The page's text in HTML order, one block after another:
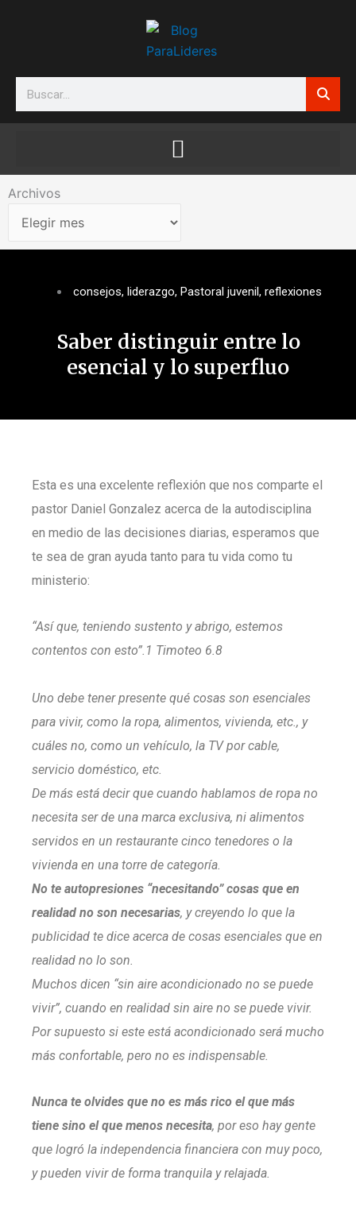
Search
Archivos
Archivos
consejos, liderazgo, Pastoral juvenil, reflexiones
Saber distinguir entre lo
esencial y lo superfluo
Esta es una excelente reflexión que nos comparte el
pastor Daniel Gonzalez acerca de la autodisciplina
en medio de las decisiones diarias, esperamos que
te sea de gran ayuda tanto para tu vida como tu
ministerio:
“Así que, teniendo sustento y abrigo, estemos
contentos con esto”.1 Timoteo 6.8
Uno debe tener presente qué cosas son esenciales
para vivir, como la ropa, alimentos, vivienda, etc., y
cuáles no, como un vehículo, la TV por cable,
servicio doméstico, etc.
De más está decir que cuando hablamos de ropa no
necesita ser de una marca exclusiva, ni alimentos
servidos en un restaurante cinco tenedores o la
vivienda en una torre de categoría.
No te autopresiones “necesitando” cosas que en
realidad no son necesarias, y creyendo lo que la
publicidad te dice acerca de cosas esenciales que en
realidad no lo son.
Muchos dicen “sin aire acondicionado no se puede
vivir”, cuando en realidad sin aire no se puede vivir.
Por supuesto si este está acondicionado será mucho
más confortable, pero no es indispensable.
Nunca te olvides que no es más rico el que más
tiene sino el que menos necesita, por eso hay gente
que logró la independencia financiera con muy poco,
y pueden vivir de forma tranquila y relajada.